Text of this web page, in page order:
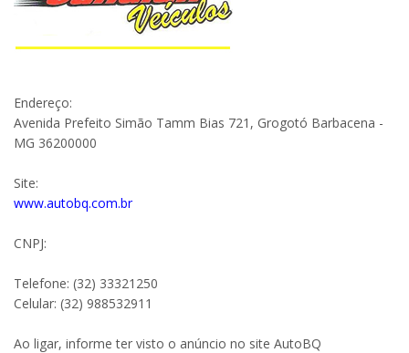
Endereço:
Avenida Prefeito Simão Tamm Bias 721, Grogotó Barbacena -
MG 36200000
Site:
www.autobq.com.br
CNPJ:
Telefone: (32) 33321250
Celular: (32) 988532911
Ao ligar, informe ter visto o anúncio no site AutoBQ